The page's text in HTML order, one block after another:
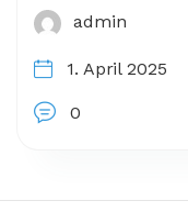
admin
1. April 2025
0